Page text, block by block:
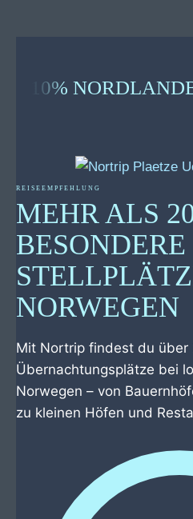
10%
REISEEMPFEHLUNG
MEHR ALS
BESONDERE
NORWEGEN
Mit Nortrip findest du über
Übernachtungsplätze bei
Norwegen – von
zu kleinen Höfen und